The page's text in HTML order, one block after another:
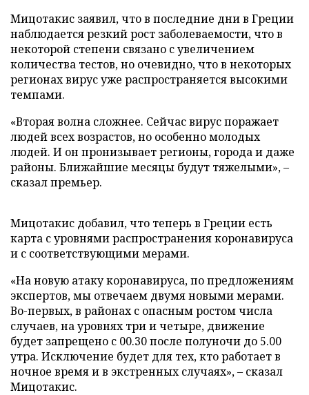
Мицотакис заявил, что в последние дни в Греции
наблюдается резкий рост заболеваемости, что в
некоторой степени связано с увеличением
количества тестов, но очевидно, что в некоторых
регионах вирус уже распространяется высокими
темпами.
«Вторая волна сложнее. Сейчас вирус поражает
людей всех возрастов, но особенно молодых
людей. И он пронизывает регионы, города и даже
районы. Ближайшие месяцы будут тяжелыми», –
сказал премьер.
Мицотакис добавил, что теперь в Греции есть
карта с уровнями распространения коронавируса
и с соответствующими мерами.
«На новую атаку коронавируса, по предложениям
экспертов, мы отвечаем двумя новыми мерами.
Во-первых, в районах с опасным ростом числа
случаев, на уровнях три и четыре, движение
будет запрещено с 00.30 после полуночи до 5.00
утра. Исключение будет для тех, кто работает в
ночное время и в экстренных случаях», – сказал
Мицотакис.